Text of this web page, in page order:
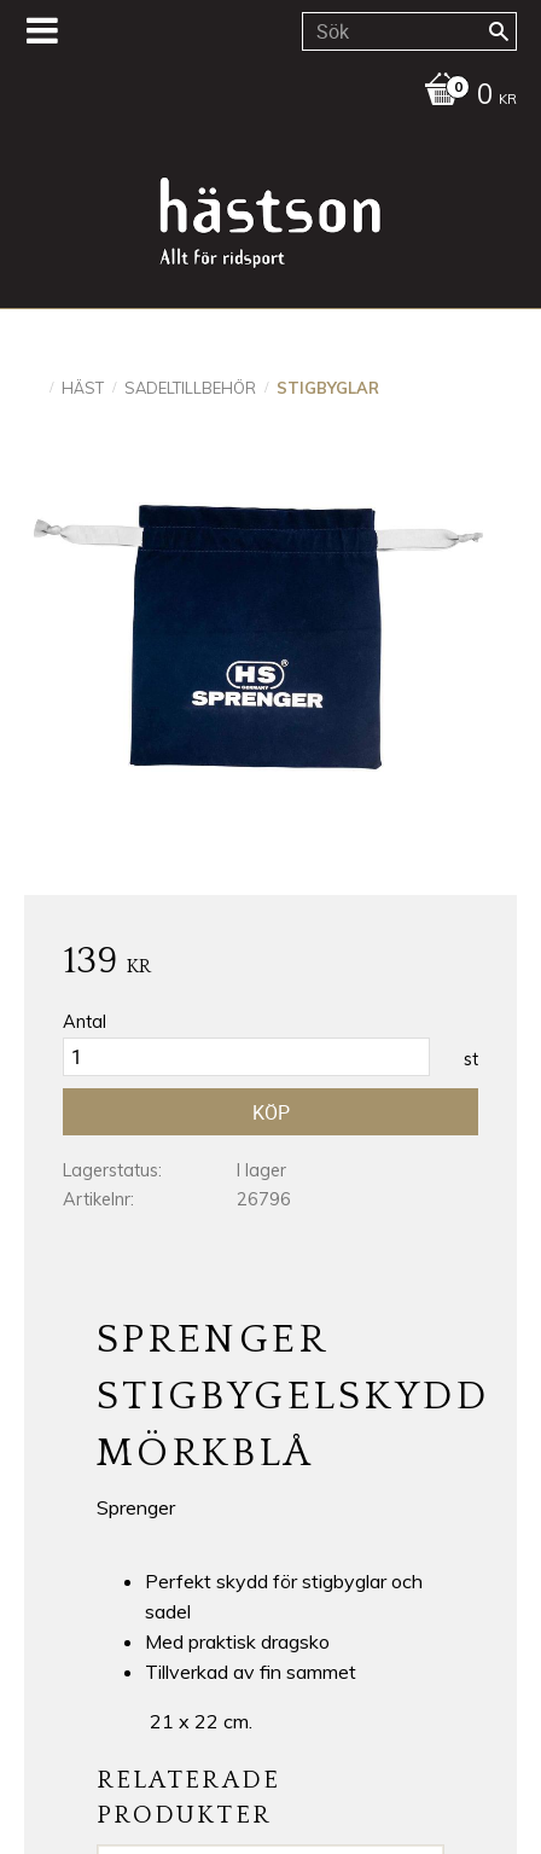
0 KR
HÄST SADELTILLBEHÖR STIGBYGLAR
139 KR
Antal
st
KÖP
Lagerstatus
I lager
Artikelnr
26796
SPRENGER
STIGBYGELSKYDD
MÖRKBLÅ
Sprenger
Perfekt skydd för stigbyglar och
sadel
Med praktisk dragsko
Tillverkad av fin sammet
21 x 22 cm.
RELATERADE
PRODUKTER